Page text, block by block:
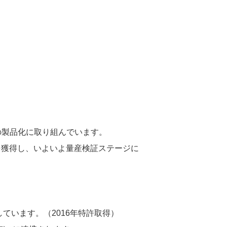
品化に取り組んでいます。
得し、いよいよ量産検証ステージに
います。（2016年特許取得）